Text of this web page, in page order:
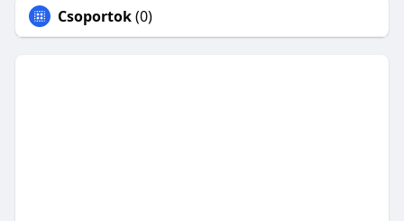
Csoportok(0)